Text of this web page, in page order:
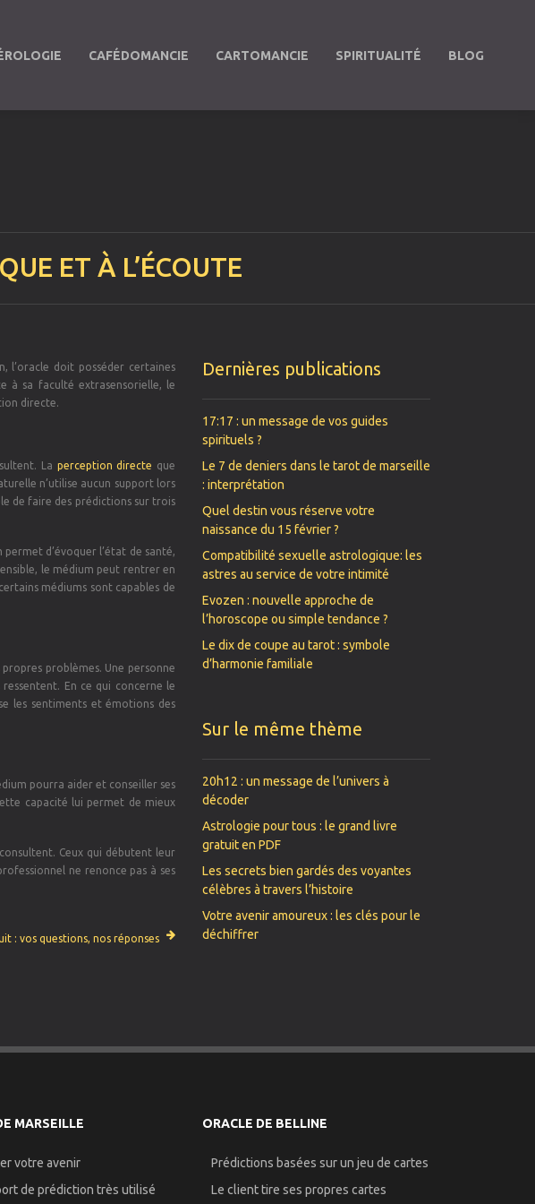
CAFÉDOMANCIE CARTOMANCIE SPIRITUALITÉ BLOG
ET À L’ÉCOUTE
l’oracle doit posséder certaines
à sa faculté extrasensorielle, le
directe.
La perception directe que
n’utilise aucun support lors
de faire des prédictions sur trois
d’évoquer l’état de santé,
le médium peut rentrer en
médiums sont capables de
problèmes. Une personne
En ce qui concerne le
les sentiments et émotions des
pourra aider et conseiller ses
capacité lui permet de mieux
Ceux qui débutent leur
ne renonce pas à ses
: vos questions, nos réponses
Dernières publications
17:17 : un message de vos guides
spirituels ?
Le 7 de deniers dans le tarot de marseille
: interprétation
Quel destin vous réserve votre
naissance du 15 février ?
Compatibilité sexuelle astrologique: les
astres au service de votre intimité
Evozen : nouvelle approche de
l’horoscope ou simple tendance ?
Le dix de coupe au tarot : symbole
d’harmonie familiale
Sur le même thème
20h12 : un message de l’univers à
décoder
Astrologie pour tous : le grand livre
gratuit en PDF
Les secrets bien gardés des voyantes
célèbres à travers l’histoire
Votre avenir amoureux : les clés pour le
déchiffrer
MARSEILLE
votre avenir
de prédiction très utilisé
ORACLE DE BELLINE
Prédictions basées sur un jeu de cartes
Le client tire ses propres cartes